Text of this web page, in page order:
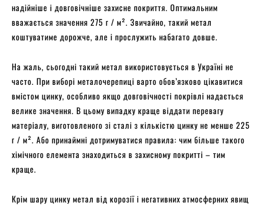
надійніше і довговічніше захисне покриття. Оптимальним
вважається значення 275 г / м². Звичайно, такий метал
коштуватиме дорожче, але і прослужить набагато довше.
На жаль, сьогодні такий метал використовується в Україні не
часто. При виборі металочерепиці варто обов’язково цікавитися
вмістом цинку, особливо якщо довговічності покрівлі надається
велике значення. В цьому випадку краще віддати перевагу
матеріалу, виготовленого зі сталі з кількістю цинку не менше 225
г / м². Або принаймні дотримуватися правила: чим більше такого
хімічного елемента знаходиться в захисному покритті – тим
краще.
Крім шару цинку метал від корозії і негативних атмосферних явищ